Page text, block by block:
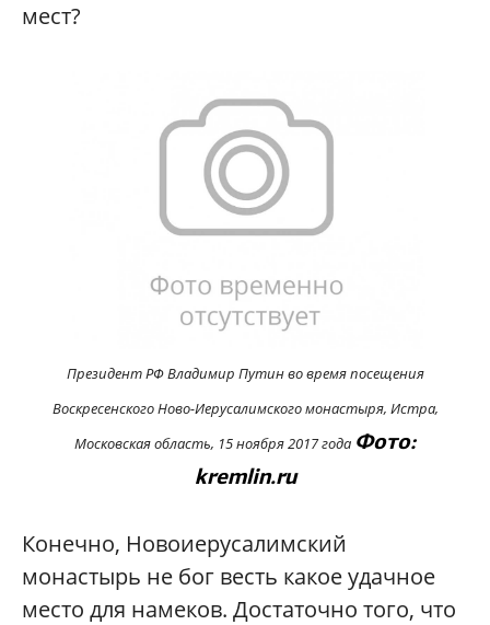
мест?
Президент РФ Владимир Путин во время посещения
Воскресенского Ново-Иерусалимского монастыря, Истра,
Московская область, 15 ноября 2017 года Фото:
kremlin.ru
Конечно, Новоиерусалимский
монастырь не бог весть какое удачное
место для намеков. Достаточно того, что